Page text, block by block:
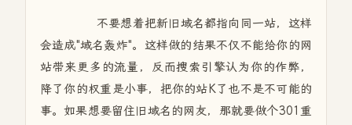
不要想着把新旧域名都指向同一站，这样
会造成"域名轰炸"。这样做的结果不仅不能给你的网
站带来更多的流量，反而搜索引擎认为你的作弊，
降了你的权重是小事，把你的站K了也不是不可能的
事。如果想要留住旧域名的网友，那就要做个301重